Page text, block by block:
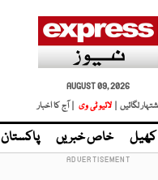
AUGUST 09, 2026
لگائیں |
لائیو ٹی وی | آج کا اخبار
کھیل خاص خبریں پاکستان